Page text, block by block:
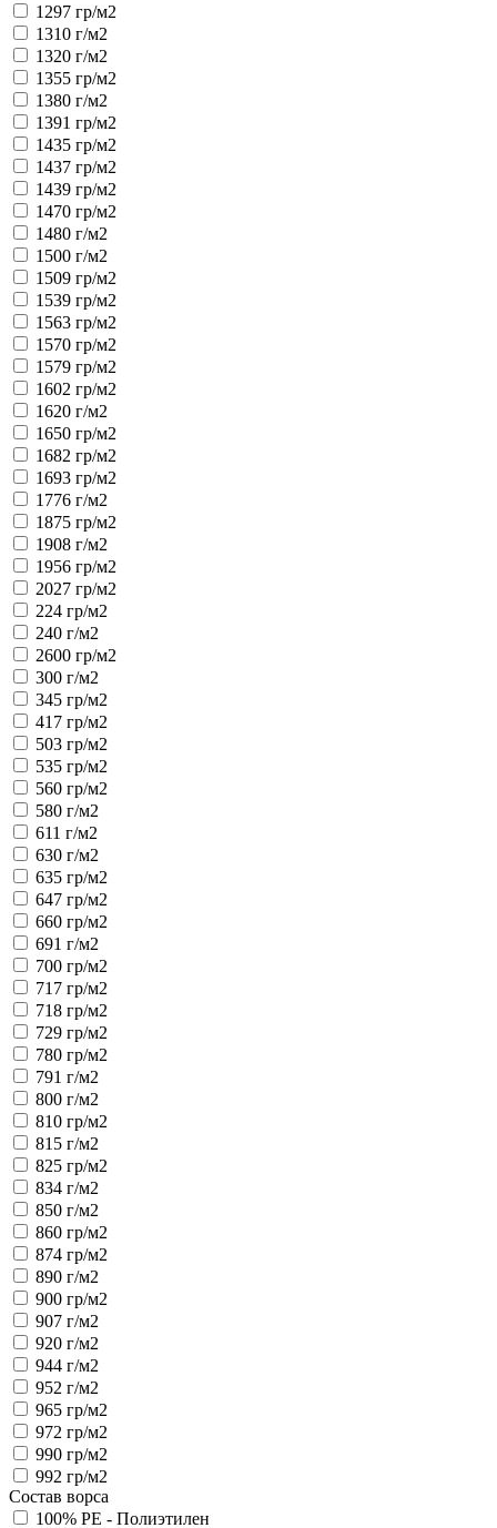
1297 гр/м2
1310 г/м2
1320 г/м2
1355 гр/м2
1380 г/м2
1391 гр/м2
1435 гр/м2
1437 гр/м2
1439 гр/м2
1470 гр/м2
1480 г/м2
1500 г/м2
1509 гр/м2
1539 гр/м2
1563 гр/м2
1570 гр/м2
1579 гр/м2
1602 гр/м2
1620 г/м2
1650 гр/м2
1682 гр/м2
1693 гр/м2
1776 г/м2
1875 гр/м2
1908 г/м2
1956 гр/м2
2027 гр/м2
224 гр/м2
240 г/м2
2600 гр/м2
300 г/м2
345 гр/м2
417 гр/м2
503 гр/м2
535 гр/м2
560 гр/м2
580 г/м2
611 г/м2
630 г/м2
635 гр/м2
647 гр/м2
660 гр/м2
691 г/м2
700 гр/м2
717 гр/м2
718 гр/м2
729 гр/м2
780 гр/м2
791 г/м2
800 г/м2
810 гр/м2
815 г/м2
825 гр/м2
834 г/м2
850 г/м2
860 гр/м2
874 гр/м2
890 г/м2
900 гр/м2
907 г/м2
920 г/м2
944 г/м2
952 г/м2
965 гр/м2
972 гр/м2
990 гр/м2
992 гр/м2
Состав ворса
100% PE - Полиэтилен